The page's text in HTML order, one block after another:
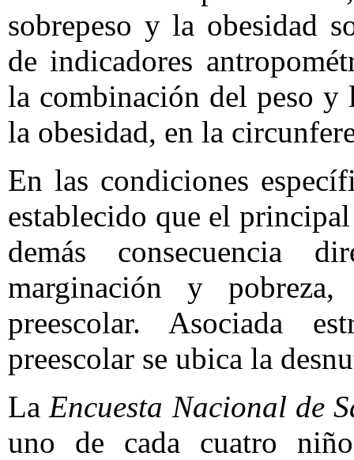
sobrepeso y la obesidad
de indicadores
la combinación del peso y
la obesidad, en la
En las condiciones
establecido que el
demás consecuencia
marginación y
preescolar. Asociada
preescolar se ubica la
LaEncuesta Nacional de
uno de cada cuatro